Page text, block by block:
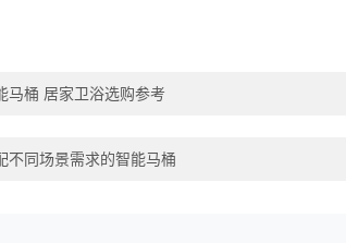
马桶 居家卫浴选购参考
不同场景需求的智能马桶